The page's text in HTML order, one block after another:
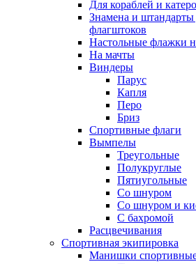
Для кораблей и
Знамена и
флагштоков
Настольные флажки
На мачты
Виндеры
Парус
Капля
Перо
Бриз
Спортивные флаги
Вымпелы
Треугольные
Полукруглые
Пятиугольные
Со шнуром
Со шнуром и
С бахромой
Расцвечивания
Спортивная экипировка
Манишки